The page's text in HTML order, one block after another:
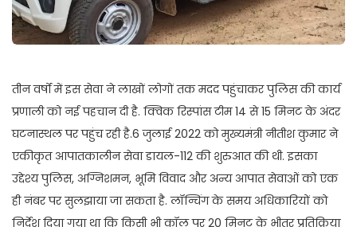
तीन वर्षों में इस सेवा ने लाखों लोगों तक मदद पहुंचाकर पुलिस की कार्य
प्रणाली को नई पहचान दी है. क्विक रिस्पांस टीम 14 से 15 मिनट के अंदर
घटनास्थल पर पहुंच रही है.6 जुलाई 2022 को मुख्यमंत्री नीतीश कुमार ने
एकीकृत आपातकालीन सेवा डायल-112 की शुरुआत की थी. इसका
उद्देश्य पुलिस, अग्निशमन, भूमि विवाद और अन्य आपात सेवाओं को एक
ही नंबर पर सुलझाया जा सकता है. लॉन्चिंग के समय अधिकारियों को
निर्देश दिया गया था कि किसी भी कॉल पर 20 मिनट के भीतर प्रतिक्रिया